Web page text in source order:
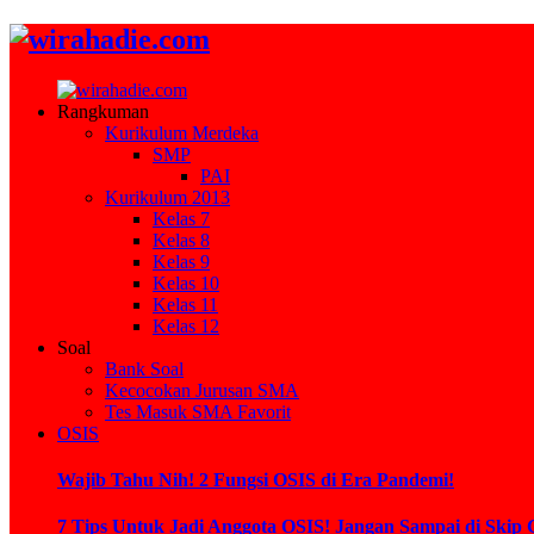
Rangkuman
Kurikulum Merdeka
SMP
PAI
Kurikulum 2013
Kelas 7
Kelas 8
Kelas 9
Kelas 10
Kelas 11
Kelas 12
Soal
Bank Soal
Kecocokan Jurusan SMA
Tes Masuk SMA Favorit
OSIS
Wajib Tahu Nih! 2 Fungsi OSIS di Era Pandemi!
7 Tips Untuk Jadi Anggota OSIS! Jangan Sampai di Skip